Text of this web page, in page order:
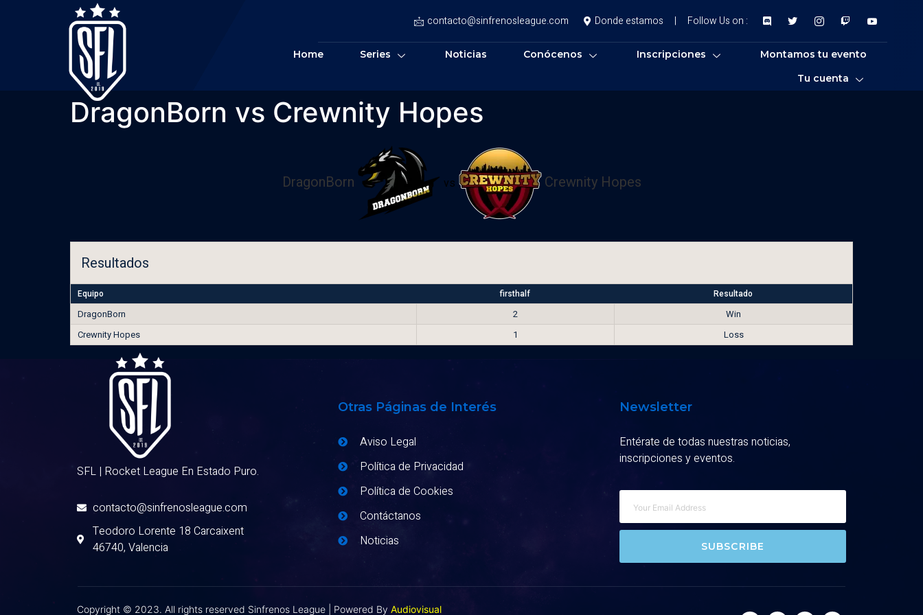
contacto@sinfrenosleague.com Donde estamos | Follow Us on :
Home Series Noticias Conócenos Inscripciones
Montamos tu evento
Tu cuenta
DragonBorn vs Crewnity Hopes
DragonBorn vs Crewnity Hopes
Resultados
Equipo firsthalf Resultado
DragonBorn 2
Win
Crewnity Hopes
1 Loss
SFL | Rocket League En Estado Puro.
contacto@sinfrenosleague.com
Teodoro Lorente 18 Carcaixent
46740, Valencia
Otras Páginas de Interés
Aviso Legal
Política de Privacidad
Política de Cookies
Contáctanos
Noticias
Newsletter
Entérate de todas nuestras noticias,
inscripciones y eventos.
SUBSCRIBE
Copyright © 2023. All rights reserved Sinfrenos League | Powered By Audiovisual